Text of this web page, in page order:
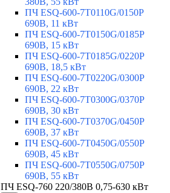
ПЧ ESQ-600-7T0110G/0150P
690В, 11 кВт
ПЧ ESQ-600-7T0150G/0185P
690В, 15 кВт
ПЧ ESQ-600-7T0185G/0220P
690В, 18,5 кВт
ПЧ ESQ-600-7T0220G/0300P
690В, 22 кВт
ПЧ ESQ-600-7T0300G/0370P
690В, 30 кВт
ПЧ ESQ-600-7T0370G/0450P
690В, 37 кВт
ПЧ ESQ-600-7T0450G/0550P
690В, 45 кВт
ПЧ ESQ-600-7T0550G/0750P
690В, 55 кВт
ПЧ ESQ-760 220/380В 0,75-630 кВт